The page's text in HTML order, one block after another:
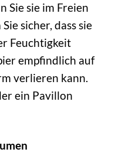
Sie sie im Freien
sicher, dass sie
Feuchtigkeit
empfindlich auf
verlieren kann.
ein Pavillon